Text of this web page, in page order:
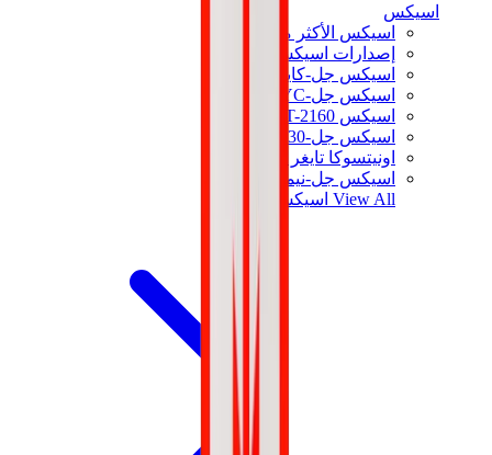
اسيكس
اسيكس الأكثر مبيعاً
إصدارات اسيكس الجديدة
اسيكس جل-كايانو
اسيكس جل-NYC
اسيكس GT-2160
اسيكس جل-1130
اونيتسوكا تايغر مكسيكو 66
اسيكس جل-نيمبوس
View All اسيكس